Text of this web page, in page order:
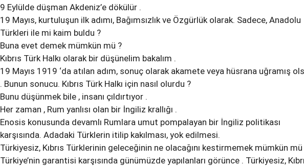
9 Eylülde düşman Akdeniz’e dökülür .
19 Mayıs, kurtuluşun ilk adımı, Bağımsızlık ve Özgürlük olarak. Sadece, Anadolu
Türkleri ile mi kaim buldu ?
Buna evet demek mümkün mü ?
Kıbrıs Türk Halkı olarak bir düşünelim bakalım .
19 Mayıs 1919 ‘da atılan adım, sonuç olarak akamete veya hüsrana uğramış
. Bunun sonucu. Kıbrıs Türk Halkı için nasıl olurdu ?
Bunu düşünmek bile , insanı çıldırtıyor .
Her zaman , Rum yanlısı olan bir İngiliz krallığı .
Enosis konusunda devamlı Rumlara umut pompalayan bir İngiliz politikası
karşısında. Adadaki Türklerin itilip kakılması, yok edilmesi.
Türkiyesiz, Kıbrıs Türklerinin geleceğinin ne olacağını kestirmemek mümkün mü
Türkiye’nin garantisi karşısında günümüzde yapılanları görünce . Türkiyesiz,